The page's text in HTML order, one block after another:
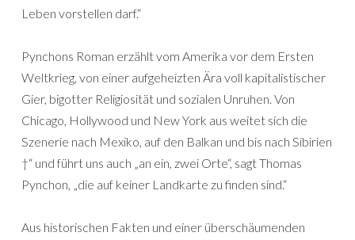
Leben vorstellen darf.“
Pynchons Roman erzählt vom Amerika vor dem Ersten
Weltkrieg, von einer aufgeheizten Ära voll kapitalistischer
Gier, bigotter Religiosität und sozialen Unruhen. Von
Chicago, Hollywood und New York aus weitet sich die
Szenerie nach Mexiko, auf den Balkan und bis nach Sibirien
†“ und führt uns auch „an ein, zwei Orte“, sagt Thomas
Pynchon, „die auf keiner Landkarte zu finden sind.“
Aus historischen Fakten und einer überschäumenden